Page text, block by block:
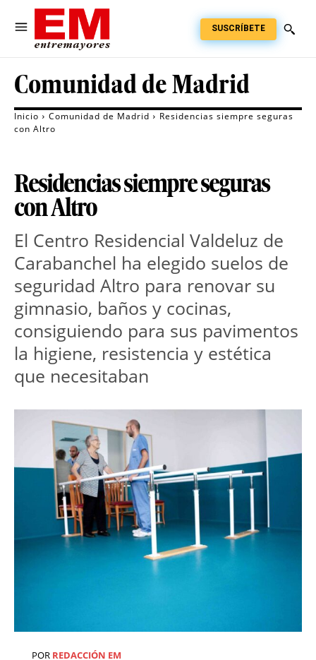
SUSCRÍBETE
Comunidad de Madrid
Inicio Comunidad de Madrid
Residencias siempre seguras
con Altro
Residencias siempre seguras
con Altro
El Centro Residencial Valdeluz de
Carabanchel ha elegido suelos de
seguridad Altro para renovar su
gimnasio, baños y cocinas,
consiguiendo para sus pavimentos
la higiene, resistencia y estética
que necesitaban
POR REDACCIÓN EM